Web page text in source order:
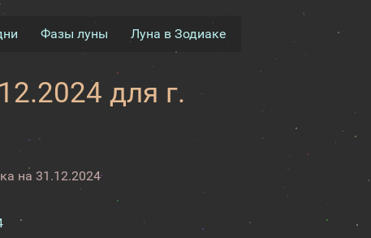
Фазы луны Луна в Зодиаке
для г.
на 31.12.2024